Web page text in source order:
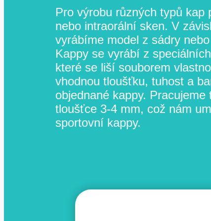
Pro výrobu různých typů kap
nebo intraorální sken. V
vyrábíme model z sádry
Kappy se vyrábí z
které se liší souborem
vhodnou tloušťku, tuhost a
objednané kappy.
tloušťce 3-4 mm, což nám
sportovní kappy.